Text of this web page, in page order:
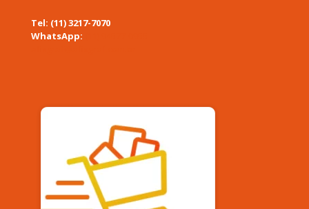
Tel: (11) 3217-7070
WhatsApp: